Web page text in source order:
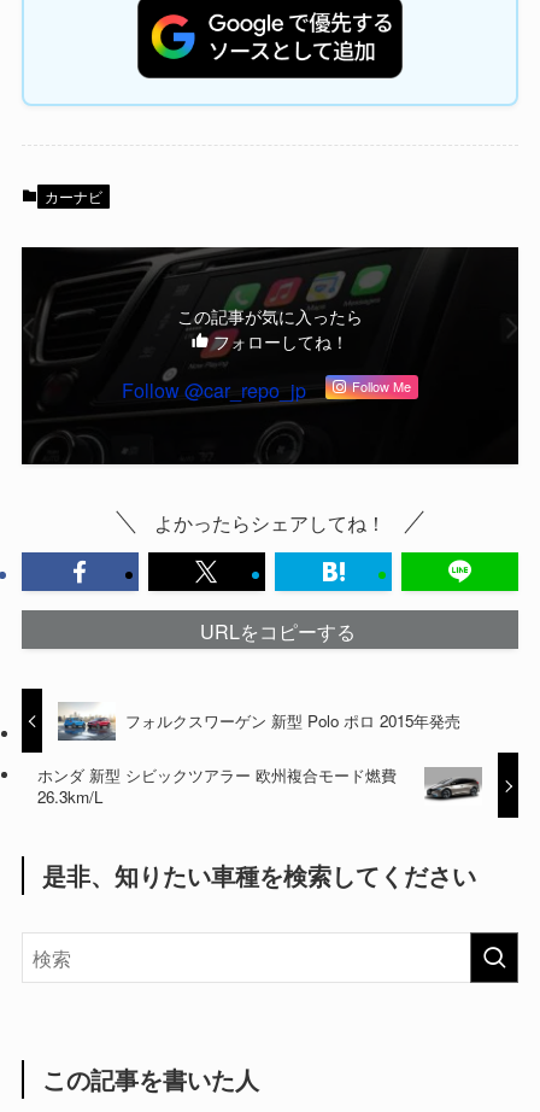
カーナビ
この記事が気に入ったら
フォローしてね！
Follow @car_repo_jp Follow Me
よかったらシェアしてね！
URLをコピーする
フォルクスワーゲン 新型 Polo ポロ 2015年発売
ホンダ 新型 シビックツアラー 欧州複合モード燃費
26.3km/L
是非、知りたい車種を検索してください
この記事を書いた人